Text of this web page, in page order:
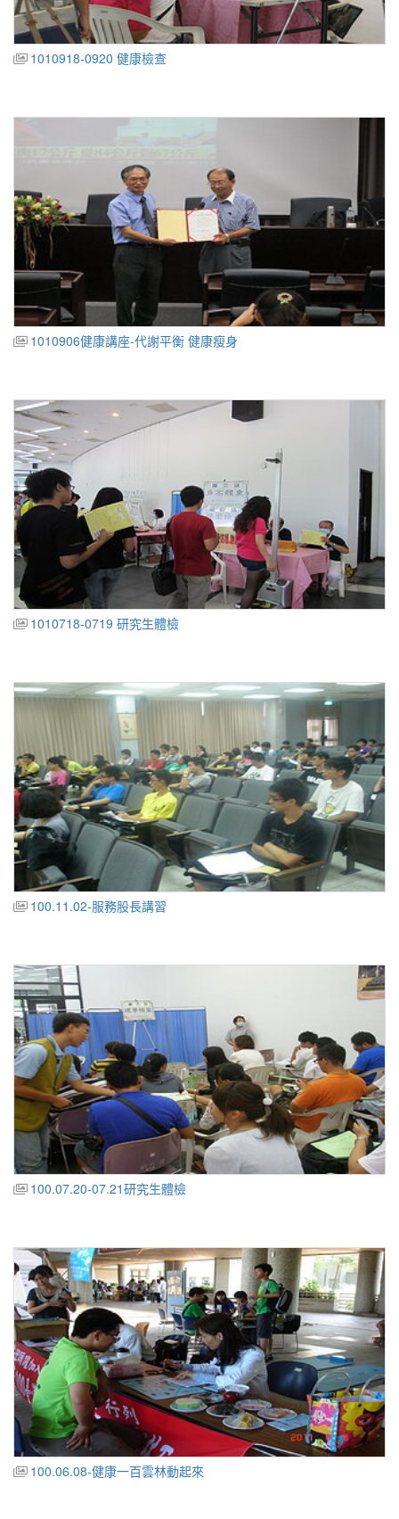
1010918-0920 健康檢查
1010906健康講座-代謝平衡 健康瘦身
1010718-0719 研究生體檢
100.11.02-服務股長講習
100.07.20-07.21研究生體檢
100.06.08-健康一百雲林動起來